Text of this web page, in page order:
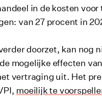
in de kosten
van 27 procent in
doorzet, kan nog
mogelijke effecten
vertraging uit. Het
moeilijk te